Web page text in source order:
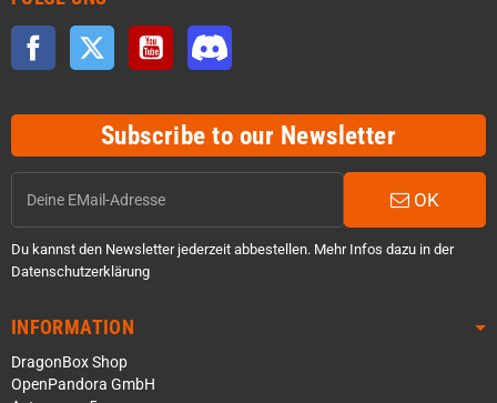
Facebook Twitter YouTube
Subscribe to our Newsletter
OK
Du kannst den Newsletter jederzeit abbestellen. Mehr Infos dazu in der
Datenschutzerklärung
INFORMATION
DragonBox Shop
OpenPandora GmbH